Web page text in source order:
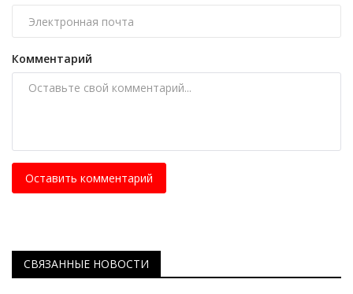
Комментарий
Оставить комментарий
СВЯЗАННЫЕ НОВОСТИ